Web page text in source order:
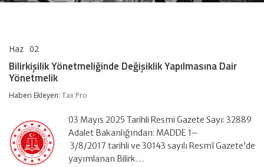
Haz 02
Değişiklik
Yapılmasına
Yönetmelik
Bilirkişilik Yönetmeliğinde Değişiklik Yapılmasına Dair
Yönetmelik
Haberi Ekleyen: Tax Pro
03 Mayıs 2025 Tarihli Resmi Gazete Sayı: 32889
Adalet Bakanlığından: MADDE 1–
3/8/2017 tarihli ve 30143 sayılı Resmî Gazete’de
yayımlanan Bilirk…